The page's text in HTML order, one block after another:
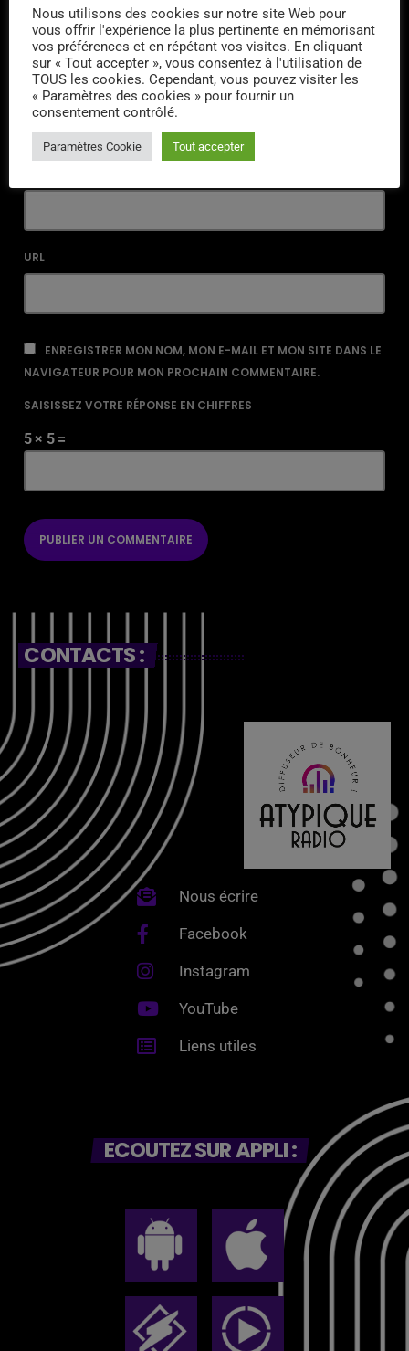
NOM*
URL
ENREGISTRER MON NOM, MON E-MAIL ET MON SITE DANS LE
NAVIGATEUR POUR MON PROCHAIN COMMENTAIRE.
SAISISSEZ VOTRE RÉPONSE EN CHIFFRES
5 × 5 =
CONTACTS :
Nous écrire
Facebook
Instagram
YouTube
Liens utiles
ECOUTEZ SUR APPLI :
Nous utilisons des cookies sur notre site Web pour
vous offrir l'expérience la plus pertinente en mémorisant
vos préférences et en répétant vos visites. En cliquant
sur « Tout accepter », vous consentez à l'utilisation de
TOUS les cookies. Cependant, vous pouvez visiter les
« Paramètres des cookies » pour fournir un
consentement contrôlé.
Paramètres Cookie Tout accepter